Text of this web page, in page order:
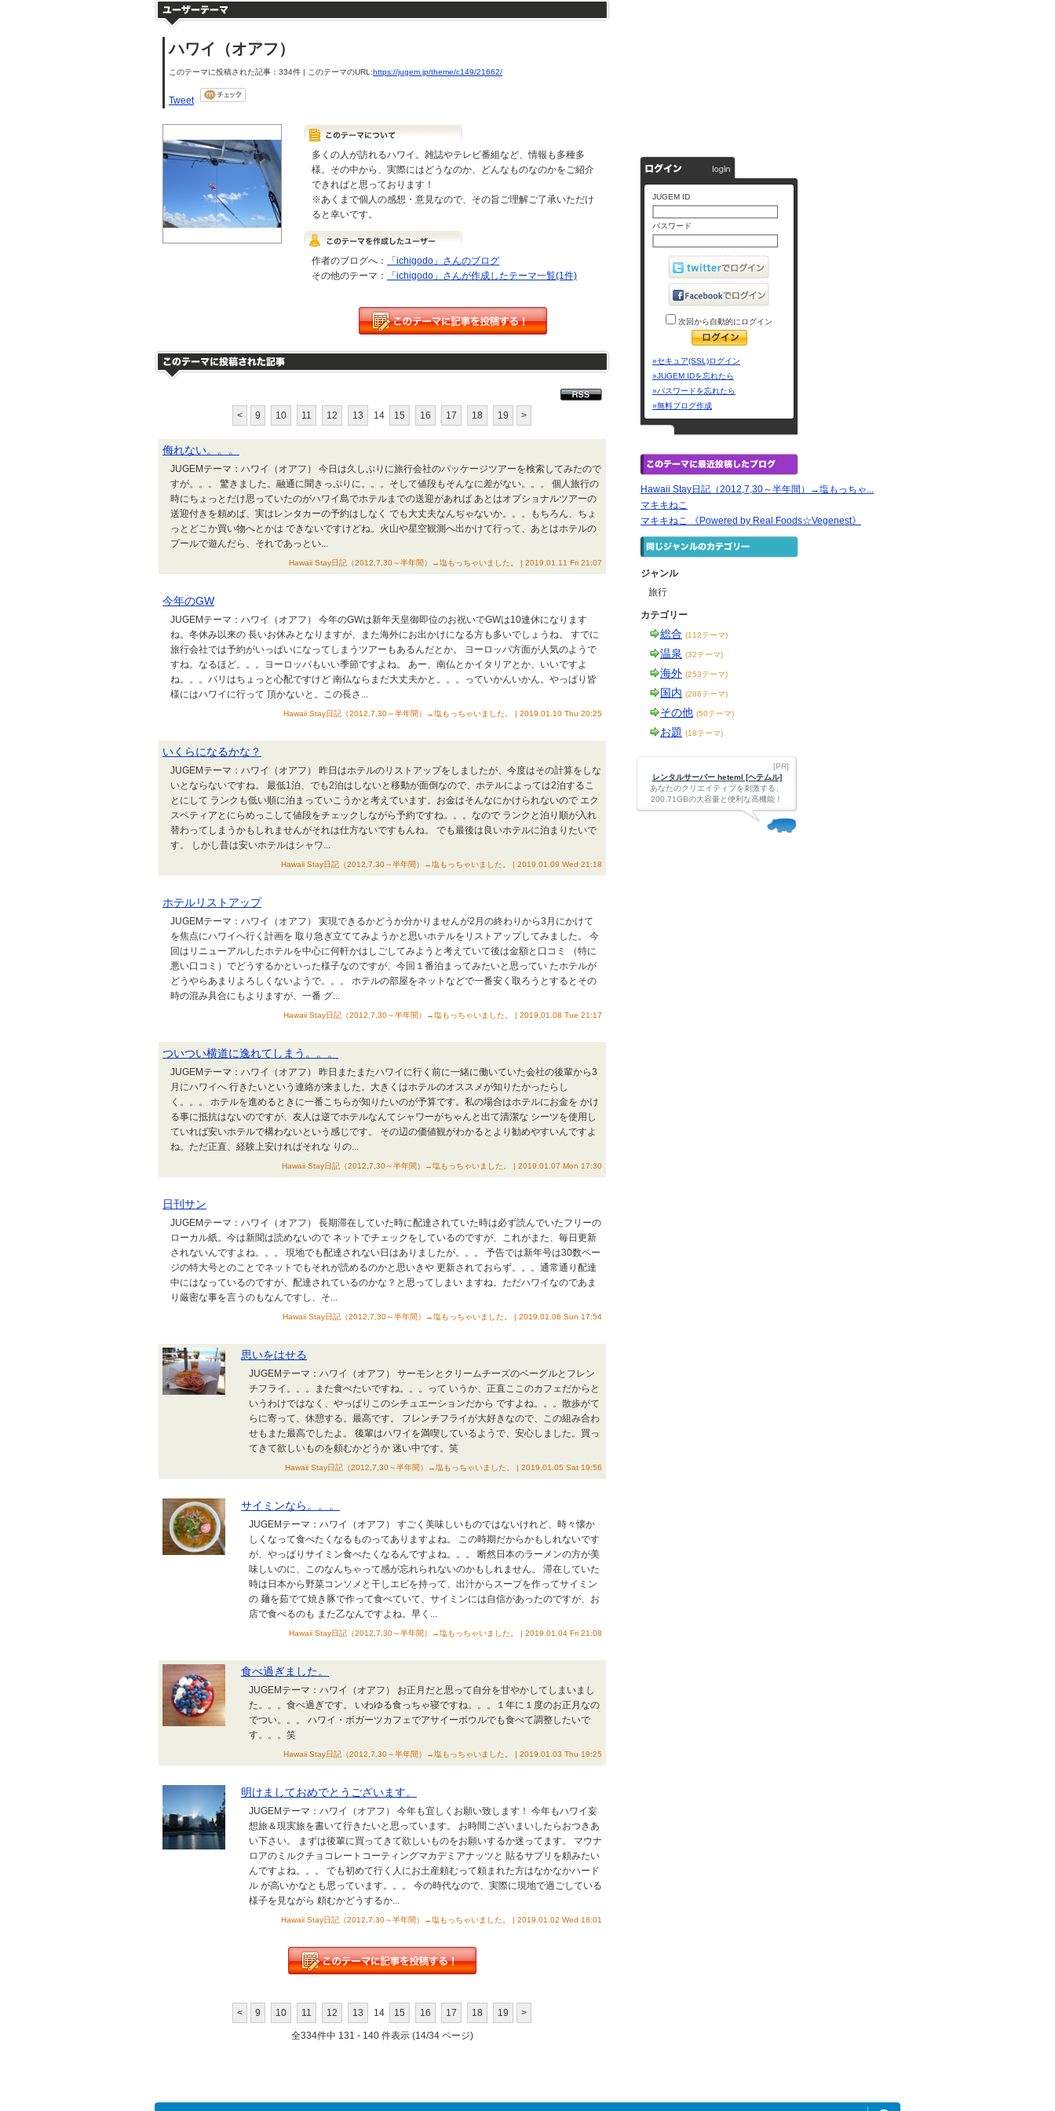
ハワイ（オアフ）
このテーマに投稿された記事：334件 | このテーマのURL:https://jugem.jp/theme/c149/21662/
Tweet
多くの人が訪れるハワイ。雑誌やテレビ番組など、情報も多種多
様。その中から、実際にはどうなのか、どんなものなのかをご紹介
できればと思っております！
※あくまで個人の感想・意見なので、その旨ご理解ご了承いただけ
ると幸いです。
作者のブログへ：
「ichigodo」さんのブログ
その他のテーマ：
「ichigodo」さんが作成したテーマ一覧(1件)
< 9 10 11 12 13 14 15 16 17 18 19 >
侮れない。。。
JUGEMテーマ：ハワイ（オアフ） 今日は久しぶりに旅行会社のパッケージツアーを検索してみたので
すが。。。 驚きました。融通に聞きっぷりに。。。そして値段もそんなに差がない。。。 個人旅行の
時にちょっとだけ思っていたのがハワイ島でホテルまでの送迎があれば あとはオプショナルツアーの
送迎付きを頼めば、実はレンタカーの予約はしなく でも大丈夫なんぢゃないか。。。もちろん、ちょ
っとどこか買い物へとかは できないですけどね。火山や星空観測へ出かけて行って、あとはホテルの
プールで遊んだら、それであっとい...
Hawaii Stay日記（2012,7,30～半年間）→塩もっちゃいました。 | 2019.01.11 Fri 21:07
今年のGW
JUGEMテーマ：ハワイ（オアフ） 今年のGWは新年天皇御即位のお祝いでGWは10連休になります
ね。冬休み以来の 長いお休みとなりますが、また海外にお出かけになる方も多いでしょうね。 すでに
旅行会社では予約がいっぱいになってしまうツアーもあるんだとか。 ヨーロッパ方面が人気のようで
すね。なるほど。。。ヨーロッパもいい季節ですよね。 あー、南仏とかイタリアとか、いいですよ
ね。。。パリはちょっと心配ですけど 南仏ならまだ大丈夫かと。。。っていかんいかん。やっぱり皆
様にはハワイに行って 頂かないと。この長さ...
Hawaii Stay日記（2012,7,30～半年間）→塩もっちゃいました。 | 2019.01.10 Thu 20:25
いくらになるかな？
JUGEMテーマ：ハワイ（オアフ） 昨日はホテルのリストアップをしましたが、今度はその計算をしな
いとならないですね。 最低1泊、でも2泊はしないと移動が面倒なので、ホテルによっては2泊するこ
とにして ランクも低い順に泊まっていこうかと考えています。お金はそんなにかけられないので エク
スペティアとにらめっこして値段をチェックしながら予約ですね。。。なので ランクと泊り順が入れ
替わってしまうかもしれませんがそれは仕方ないですもんね。 でも最後は良いホテルに泊まりたいで
す。 しかし昔は安いホテルはシャワ...
Hawaii Stay日記（2012,7,30～半年間）→塩もっちゃいました。 | 2019.01.09 Wed 21:18
ホテルリストアップ
JUGEMテーマ：ハワイ（オアフ） 実現できるかどうか分かりませんが2月の終わりから3月にかけて
を焦点にハワイへ行く計画を 取り急ぎ立ててみようかと思いホテルをリストアップしてみました。 今
回はリニューアルしたホテルを中心に何軒かはしごしてみようと考えていて後は金額と口コミ （特に
悪い口コミ）でどうするかといった様子なのですが、今回１番泊まってみたいと思ってい たホテルが
どうやらあまりよろしくないようで。。。 ホテルの部屋をネットなどで一番安く取ろうとするとその
時の混み具合にもよりますが、一番 グ...
Hawaii Stay日記（2012,7,30～半年間）→塩もっちゃいました。 | 2019.01.08 Tue 21:17
ついつい横道に逸れてしまう。。。
JUGEMテーマ：ハワイ（オアフ） 昨日またまたハワイに行く前に一緒に働いていた会社の後輩から3
月にハワイへ 行きたいという連絡が来ました。大きくはホテルのオススメが知りたかったらし
く。。。 ホテルを進めるときに一番こちらが知りたいのが予算です。私の場合はホテルにお金を かけ
る事に抵抗はないのですが、友人は逆でホテルなんてシャワーがちゃんと出て清潔な シーツを使用し
ていれば安いホテルで構わないという感じです。 その辺の価値観がわかるとより勧めやすいんですよ
ね。ただ正直、経験上安ければそれな りの...
Hawaii Stay日記（2012,7,30～半年間）→塩もっちゃいました。 | 2019.01.07 Mon 17:30
日刊サン
JUGEMテーマ：ハワイ（オアフ） 長期滞在していた時に配達されていた時は必ず読んでいたフリーの
ローカル紙。今は新聞は読めないので ネットでチェックをしているのですが、これがまた、毎日更新
されないんですよね。。。 現地でも配達されない日はありましたが。。。 予告では新年号は30数ペー
ジの特大号とのことでネットでもそれが読めるのかと思いきや 更新されておらず。。。通常通り配達
中にはなっているのですが、配達されているのかな？と思ってしまい ますね。ただハワイなのであま
り厳密な事を言うのもなんですし、そ...
Hawaii Stay日記（2012,7,30～半年間）→塩もっちゃいました。 | 2019.01.06 Sun 17:54
思いをはせる
JUGEMテーマ：ハワイ（オアフ） サーモンとクリームチーズのベーグルとフレン
チフライ。。。また食べたいですね。。。って いうか、正直ここのカフェだからと
いうわけではなく、やっぱりこのシチュエーションだから ですよね。。。散歩がて
らに寄って、休憩する。最高です。 フレンチフライが大好きなので、この組み合わ
せもまた最高でしたよ。 後輩はハワイを満喫しているようで、安心しました。買っ
てきて欲しいものを頼むかどうか 迷い中です。笑
Hawaii Stay日記（2012,7,30～半年間）→塩もっちゃいました。 | 2019.01.05 Sat 19:56
サイミンなら。。。
JUGEMテーマ：ハワイ（オアフ） すごく美味しいものではないけれど、時々懐か
しくなって食べたくなるものってありますよね。 この時期だからかもしれないです
が、やっぱりサイミン食べたくなるんですよね。。。 断然日本のラーメンの方が美
味しいのに、このなんちゃって感が忘れられないのかもしれません。 滞在していた
時は日本から野菜コンソメと干しエビを持って、出汁からスープを作ってサイミン
の 麺を茹でて焼き豚で作って食べていて、サイミンには自信があったのですが、お
店で食べるのも また乙なんですよね。早く...
Hawaii Stay日記（2012,7,30～半年間）→塩もっちゃいました。 | 2019.01.04 Fri 21:08
食べ過ぎました。
JUGEMテーマ：ハワイ（オアフ） お正月だと思って自分を甘やかしてしまいまし
た。。。食べ過ぎです。 いわゆる食っちゃ寝ですね。。。１年に１度のお正月なの
でつい。。。 ハワイ・ボガーツカフェでアサイーボウルでも食べて調整したいで
す。。。笑
Hawaii Stay日記（2012,7,30～半年間）→塩もっちゃいました。 | 2019.01.03 Thu 19:25
明けましておめでとうございます。
JUGEMテーマ：ハワイ（オアフ） 今年も宜しくお願い致します！ 今年もハワイ妄
想旅＆現実旅を書いて行きたいと思っています。 お時間ございまいしたらおつきあ
い下さい。 まずは後輩に買ってきて欲しいものをお願いするか迷ってます。 マウナ
ロアのミルクチョコレートコーティングマカデミアナッツと 貼るサプリを頼みたい
んですよね。。。 でも初めて行く人にお土産頼むって頼まれた方はなかなかハード
ル が高いかなとも思っています。。。 今の時代なので、実際に現地で過ごしている
様子を見ながら 頼むかどうするか...
Hawaii Stay日記（2012,7,30～半年間）→塩もっちゃいました。 | 2019.01.02 Wed 18:01
< 9 10 11 12 13 14 15 16 17 18 19 >
全334件中 131 - 140 件表示 (14/34 ページ)
JUGEM ID
パスワード
次回から自動的にログイン
»セキュア(SSL)ログイン
»JUGEM IDを忘れたら
»パスワードを忘れたら
»無料ブログ作成
Hawaii Stay日記（2012,7,30～半年間）→塩もっちゃ...
マキキねこ
マキキねこ 《Powered by Real Foods☆Vegenest》
ジャンル
旅行
カテゴリー
総合 (112テーマ)
温泉 (32テーマ)
海外 (253テーマ)
国内 (286テーマ)
その他 (50テーマ)
お題 (18テーマ)
[PR]
レンタルサーバー heteml [ヘテムル]
あなたのクリエイティブを刺激する、
200.71GBの大容量と便利な高機能！